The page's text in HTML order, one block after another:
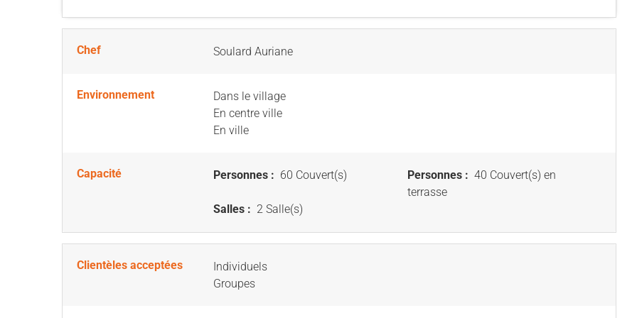
Chef Soulard Auriane
Environnement
Dans le village
En centre ville
En ville
Capacité Personnes : 60 Couvert(s) Personnes : 40 Couvert(s) en
terrasse
Salles : 2 Salle(s)
Clientèles acceptées
Individuels
Groupes